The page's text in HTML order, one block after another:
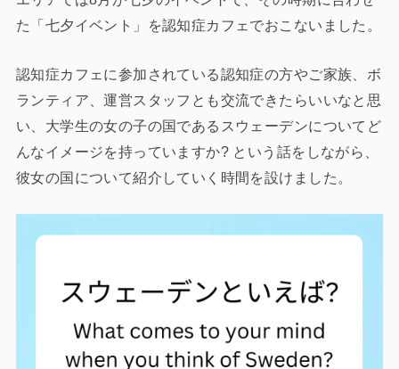
た「七夕イベント」を認知症カフェでおこないました。
認知症カフェに参加されている認知症の方やご家族、ボ
ランティア、運営スタッフとも交流できたらいいなと思
い、大学生の女の子の国であるスウェーデンについてど
んなイメージを持っていますか? という話をしながら、
彼女の国について紹介していく時間を設けました。